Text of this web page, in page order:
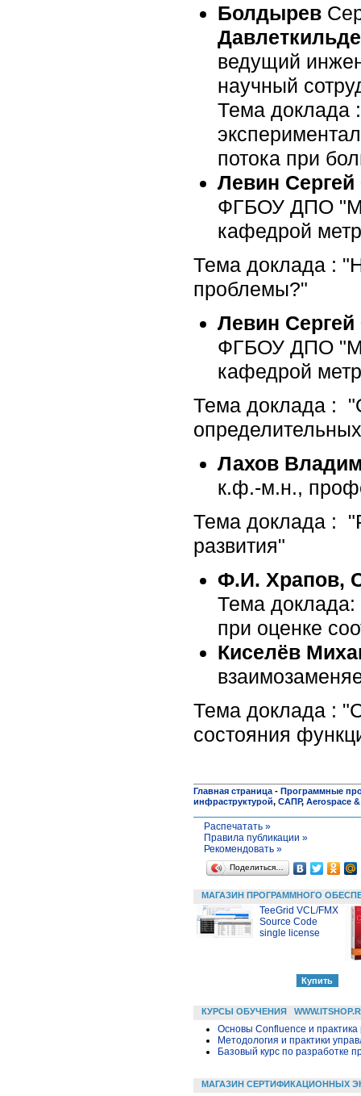
Болдырев
ведущий
научный
Тема доклада
потока при
Левин
ФГБОУ ДПО
кафедрой
Тема доклада :
проблемы?"
Левин
ФГБОУ ДПО
кафедрой
Тема доклада :
Лахов
к.ф.-м.н.,
Тема доклада :
развития"
Ф.И. Храпов,
Тема доклада:
при оценке
Киселёв
Тема доклада :
состояния
Главная страница - Программные
инфраструктурой, САПР, Aerospace
Распечатать »
Правила публикации »
Рекомендовать »
Поделиться…
МАГАЗИН ПРОГРАММНОГО
TeeGrid VCL/FMX
Source Code
single license
КУРСЫ ОБУЧЕНИЯ
Основы Confluence и
Методология и практики
Базовый курс по разработке
МАГАЗИН СЕРТИФИКАЦИОННЫХ